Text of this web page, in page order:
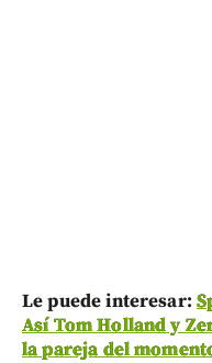
Le puede interesar:
Así Tom Holland y
la pareja del